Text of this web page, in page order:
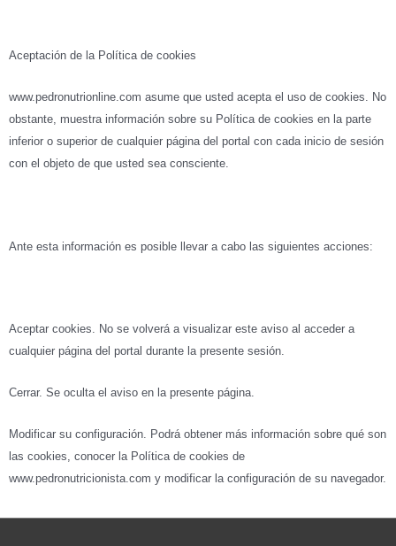
Aceptación de la Política de cookies
www.pedronutrionline.com asume que usted acepta el uso de cookies. No
obstante, muestra información sobre su Política de cookies en la parte
inferior o superior de cualquier página del portal con cada inicio de sesión
con el objeto de que usted sea consciente.
Ante esta información es posible llevar a cabo las siguientes acciones:
Aceptar cookies. No se volverá a visualizar este aviso al acceder a
cualquier página del portal durante la presente sesión.
Cerrar. Se oculta el aviso en la presente página.
Modificar su configuración. Podrá obtener más información sobre qué son
las cookies, conocer la Política de cookies de
www.pedronutricionista.com y modificar la configuración de su navegador.